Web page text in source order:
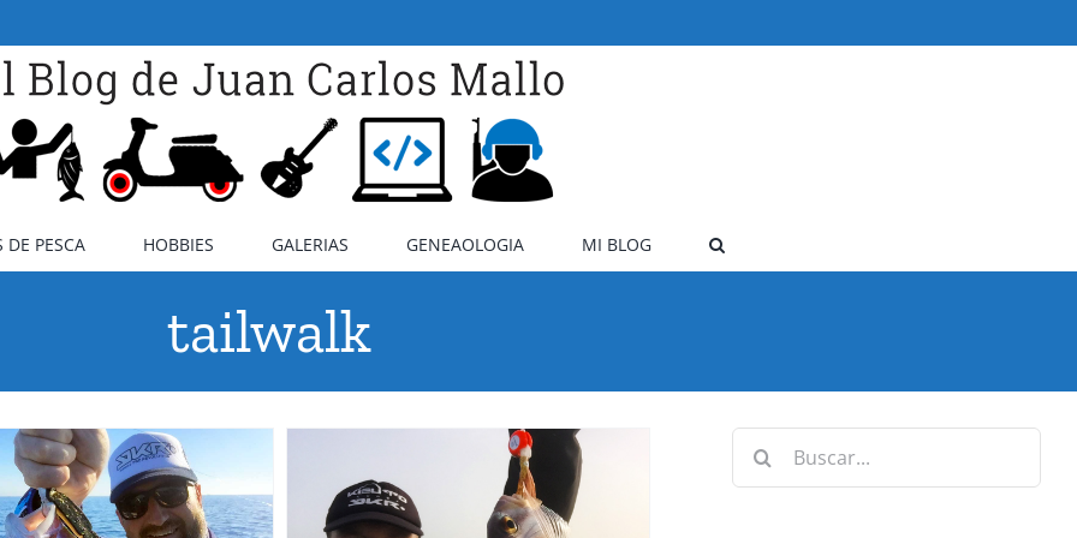
DE PESCA HOBBIES GALERIAS GENEAOLOGIA MI BLOG
tailwalk
Buscar: